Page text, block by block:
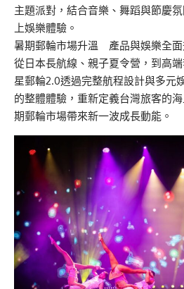
主題派對，結合音樂、舞蹈與節慶
上娛樂體驗。
暑期郵輪市場升溫 產品與娛樂全面
從日本長航線、親子夏令營，到高
星郵輪2.0透過完整航程設計與多元
的整體體驗，重新定義台灣旅客的
期郵輪市場帶來新一波成長動能。